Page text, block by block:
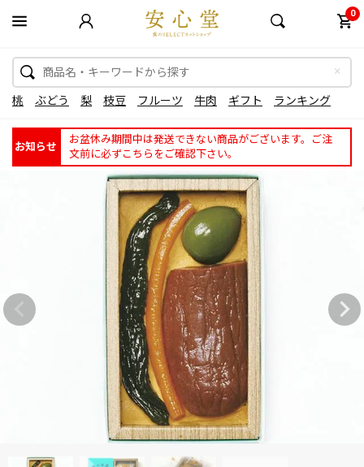
0
桃 ぶどう 梨 枝豆 フルーツ 牛肉 ギフト ランキング
お知らせ
お盆休み期間中は発送できない商品がございます。ご注
文前に必ずこちらをご確認下さい。